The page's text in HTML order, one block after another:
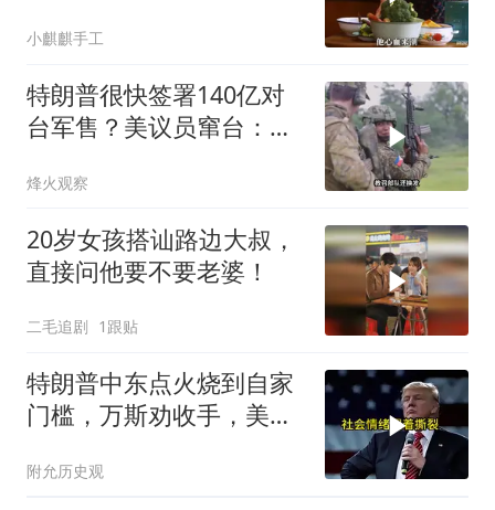
小麒麒手工
特朗普很快签署140亿对
台军售？美议员窜台：必
烽火观察
20岁女孩搭讪路边大叔，
直接问他要不要老婆！
二毛追剧 1跟贴
特朗普中东点火烧到自家
门槛，万斯劝收手，美国
附允历史观